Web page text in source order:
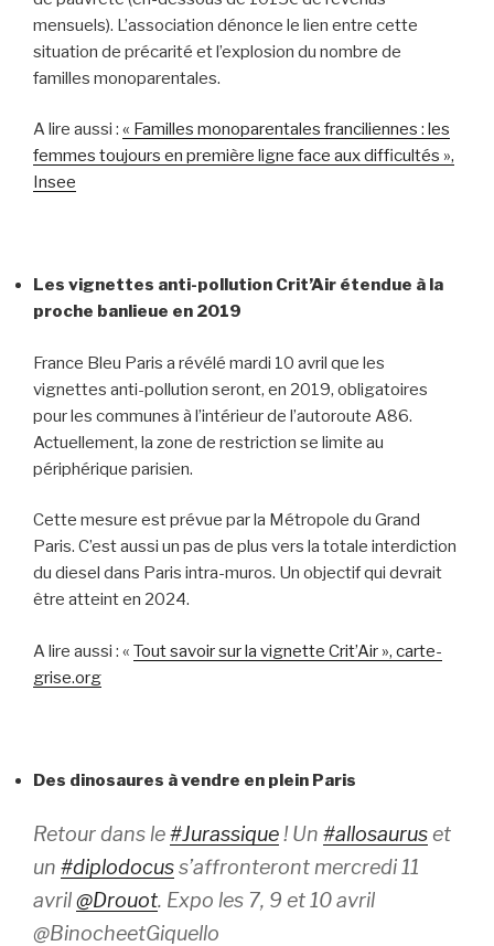
mensuels). L’association dénonce le lien entre cette
situation de précarité et l’explosion du nombre de
familles monoparentales.
A lire aussi : « Familles monoparentales franciliennes : les
femmes toujours en première ligne face aux difficultés »,
Insee
Les vignettes anti-pollution Crit’Air étendue à la
proche banlieue en 2019
France Bleu Paris a révélé mardi 10 avril que les
vignettes anti-pollution seront, en 2019, obligatoires
pour les communes à l’intérieur de l’autoroute A86.
Actuellement, la zone de restriction se limite au
périphérique parisien.
Cette mesure est prévue par la Métropole du Grand
Paris. C’est aussi un pas de plus vers la totale interdiction
du diesel dans Paris intra-muros. Un objectif qui devrait
être atteint en 2024.
A lire aussi : « Tout savoir sur la vignette Crit’Air », carte-
grise.org
Des dinosaures à vendre en plein Paris
Retour dans le#Jurassique! Un #allosauruset
un #diplodocuss’affronteront mercredi 11
avril@Drouot. Expo les 7, 9 et 10 avril
@BinocheetGiquello